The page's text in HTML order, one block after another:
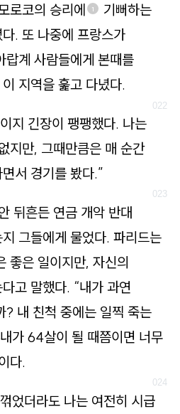
로코의 승리에
1
기뻐하는
. 또 나중에 프랑스가
랍계 사람들에게 본때를
지역을 훑고 다녔다.
지 긴장이 팽팽했다. 나는
지만, 그때만큼은 매 순간
서 경기를 봤다.”
뒤흔든 연금 개악 반대
그들에게 물었다. 파리드는
좋은 일이지만, 자신의
고 말했다. “내가 과연
? 내 친척 중에는 일찍 죽는
가 64살이 될 때쯤이면 너무
다.
었더라도 나는 여전히 시급